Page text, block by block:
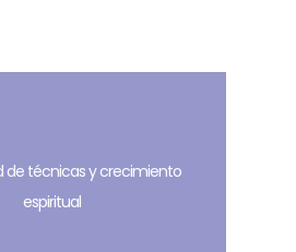
de técnicas y crecimiento
espiritual